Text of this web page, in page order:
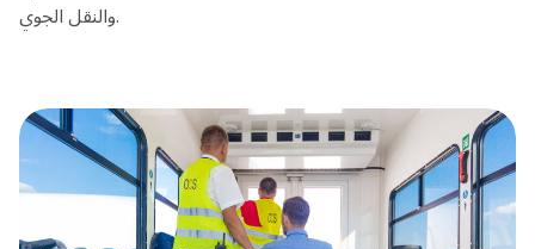
والنقل الجوي.